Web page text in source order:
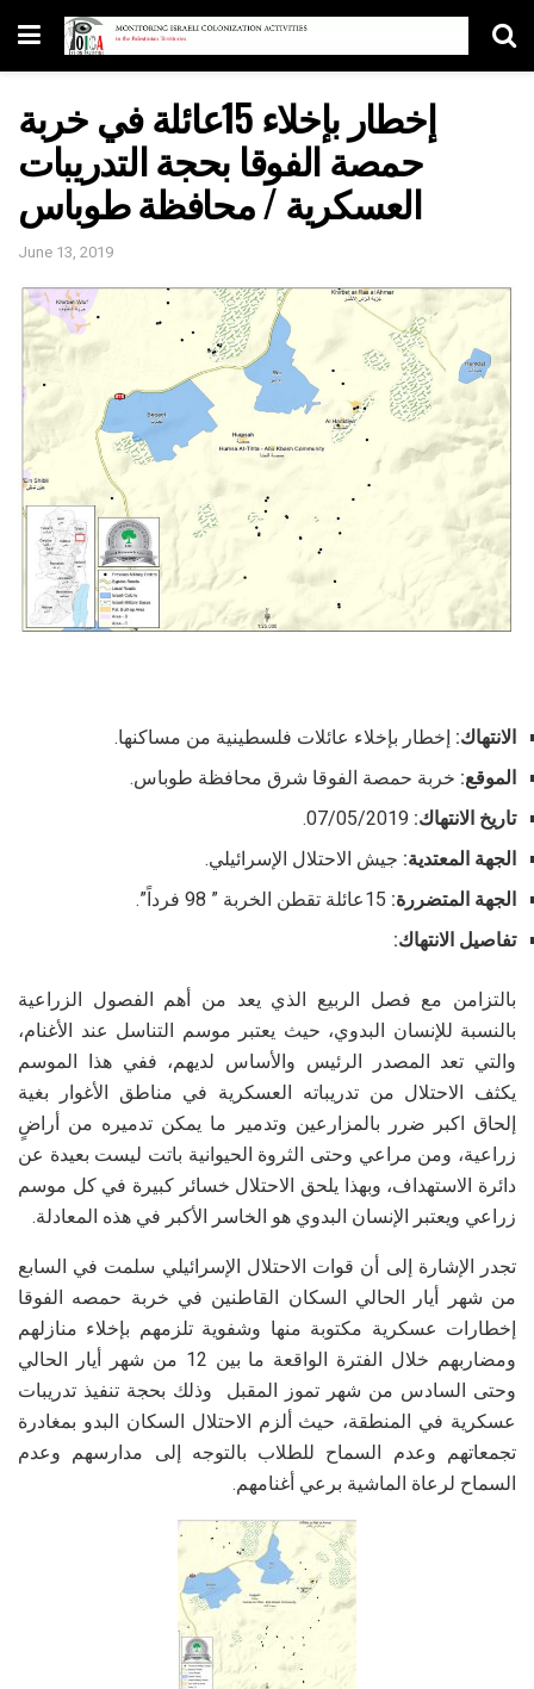
إخطار بإخلاء 15عائلة في خربة
حمصة الفوقا بحجة التدريبات
العسكرية / محافظة طوباس
June 13, 2019
الانتهاك: إخطار بإخلاء عائلات فلسطينية من مساكنها.
الموقع: خربة حمصة الفوقا شرق محافظة طوباس.
تاريخ الانتهاك:
الجهة المعتدية: جيش الاحتلال الإسرائيلي.
الجهة المتضررة:
تفاصيل الانتهاك:
بالتزامن مع فصل الربيع الذي يعد من أهم الفصول الزراعية
بالنسبة للإنسان البدوي، حيث يعتبر موسم التناسل عند الأغنام،
والتي تعد المصدر الرئيس والأساس لديهم، ففي هذا الموسم
يكثف الاحتلال من تدريباته العسكرية في مناطق الأغوار بغية
إلحاق اكبر ضرر بالمزارعين وتدمير ما يمكن تدميره من أراضٍ
زراعية، ومن مراعي وحتى الثروة الحيوانية باتت ليست بعيدة عن
دائرة الاستهداف، وبهذا يلحق الاحتلال خسائر كبيرة في كل موسم
زراعي ويعتبر الإنسان البدوي هو الخاسر الأكبر في هذه المعادلة.
تجدر الإشارة إلى أن قوات الاحتلال الإسرائيلي سلمت في السابع
من شهر أيار الحالي السكان القاطنين في خربة حمصه الفوقا
إخطارات عسكرية مكتوبة منها وشفوية تلزمهم بإخلاء منازلهم
ومضاربهم خلال الفترة الواقعة ما بين 12 من شهر أيار الحالي
وحتى السادس من شهر تموز المقبل وذلك بحجة تنفيذ تدريبات
عسكرية في المنطقة، حيث ألزم الاحتلال السكان البدو بمغادرة
تجمعاتهم وعدم السماح للطلاب بالتوجه إلى مدارسهم وعدم
السماح لرعاة الماشية برعي أغنامهم.